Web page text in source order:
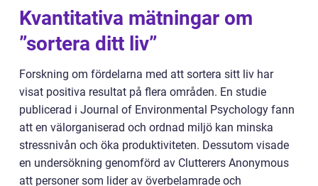
Kvantitativa mätningar om
”sortera ditt liv”
Forskning om fördelarna med att sortera sitt liv har
visat positiva resultat på flera områden. En studie
publicerad i Journal of Environmental Psychology fann
att en välorganiserad och ordnad miljö kan minska
stressnivån och öka produktiviteten. Dessutom visade
en undersökning genomförd av Clutterers Anonymous
att personer som lider av överbelamrade och